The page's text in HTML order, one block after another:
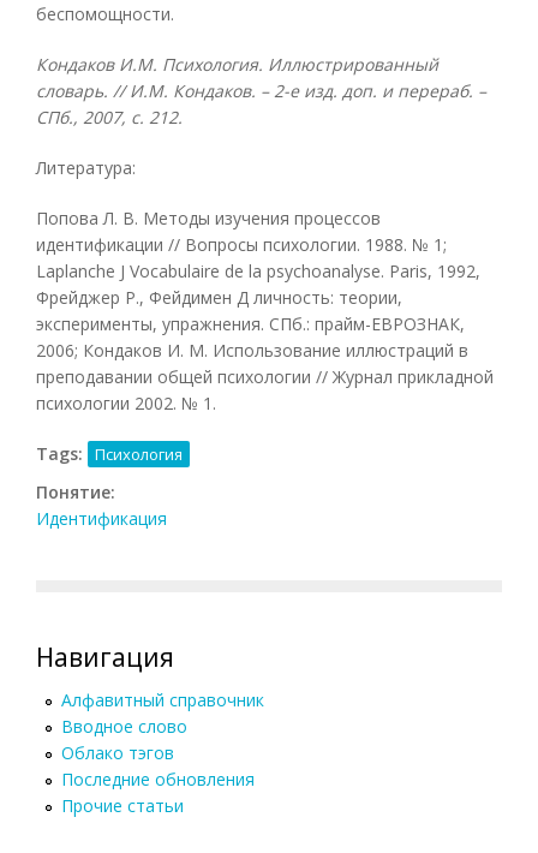
беспомощности.
Кондаков И.М. Психология. Иллюстрированный
словарь. // И.М. Кондаков. – 2-е изд. доп. и перераб. –
СПб., 2007, с. 212.
Литература:
Попова Л. В. Методы изучения процессов
идентификации // Вопросы психологии. 1988. № 1;
Laplanche J Vocabulaire de la psychoanalyse. Paris, 1992,
Фрейджер P., Фейдимен Д личность: теории,
эксперименты, упражнения. СПб.: прайм-ЕВРОЗНАК,
2006; Кондаков И. М. Использование иллюстраций в
преподавании общей психологии // Журнал прикладной
психологии 2002. № 1.
Tags: Психология
Понятие:
Идентификация
Навигация
Алфавитный справочник
Вводное слово
Облако тэгов
Последние обновления
Прочие статьи